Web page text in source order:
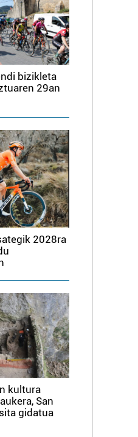
bizikleta
29an
2028ra
kultura
San
gidatua